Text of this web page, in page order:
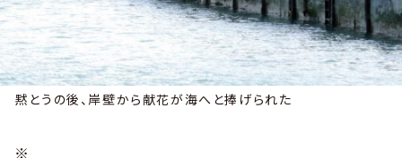
黙とうの後、岸壁から献花が海へと捧げられた
※